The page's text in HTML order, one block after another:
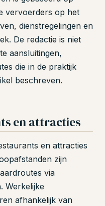
vervoerders op het
dienstregelingen en
De redactie is niet
aansluitingen,
die in de praktijk
beschreven.
en attracties
en attracties
zijn
via
Werkelijke
afhankelijk van